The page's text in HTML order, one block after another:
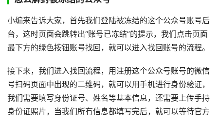
小编来告诉大家，首先我们登陆被冻结的这个公众号账号后
台，这时页面会跳转出“账号已冻结”的提示，我们点击页面
最下方的绿色按钮账号找回，就可以进入找回账号的流程。
接下来，我们进入找回流程，用注册这个公众号账号的微信
号扫码页面中出现的二维码，就可以用手机进行身份验证，
我们需要填写身份证号、姓名等基本信息，还需要上传手持
身份证照片，当我们所有信息都填写完后，就可以等待官方